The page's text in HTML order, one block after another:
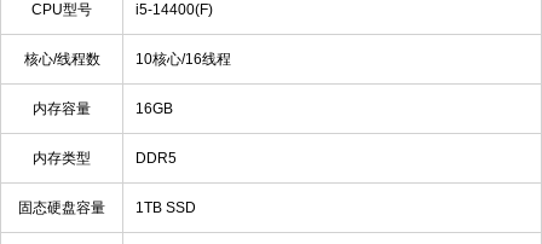
CPU型号 i5-14400(F)
核心/线程数 10核心/16线程
内存容量 16GB
内存类型 DDR5
固态硬盘容量 1TB SSD